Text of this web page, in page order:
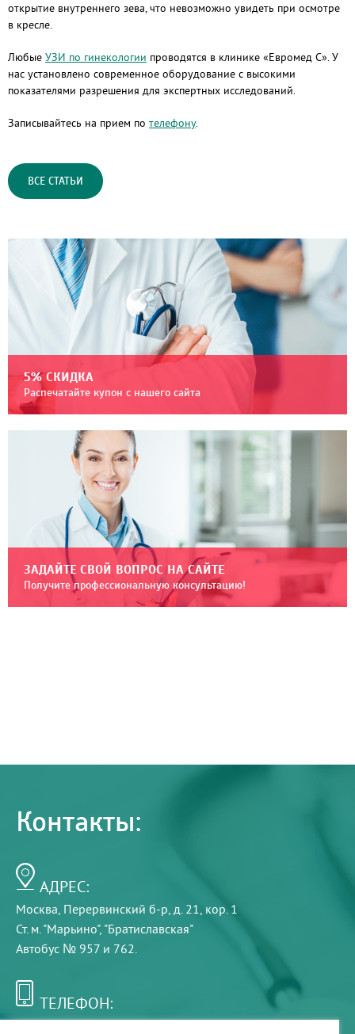
открытие внутреннего зева, что невозможно увидеть при осмотре
в кресле.
Любые УЗИ по гинекологии проводятся в клинике «Евромед С». У
нас установлено современное оборудование с высокими
показателями разрешения для экспертных исследований.
Записывайтесь на прием по телефону.
ВСЕ СТАТЬИ
5% СКИДКА
Распечатайте купон с нашего сайта
ЗАДАЙТЕ СВОЙ ВОПРОС НА САЙТЕ
Получите профессиональную консультацию!
Контакты:
АДРЕС:
Москва, Перервинский б-р, д. 21, кор. 1
Ст. м. "Марьино", "Братиславская"
Автобус № 957 и 762.
ТЕЛЕФОН: